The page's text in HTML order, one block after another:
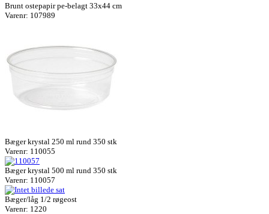
Brunt ostepapir pe-belagt 33x44 cm
Varenr: 107989
Bæger krystal 250 ml rund 350 stk
Varenr: 110055
Bæger krystal 500 ml rund 350 stk
Varenr: 110057
Bæger/låg 1/2 røgeost
Varenr: 1220